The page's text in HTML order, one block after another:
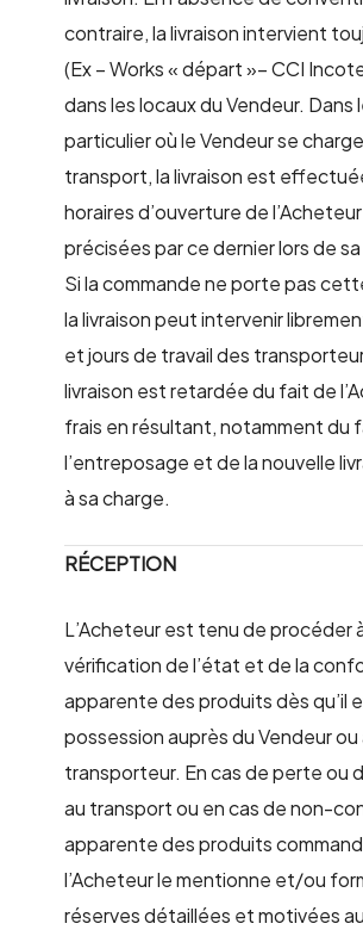
contraire, la livraison intervient
(Ex – Works « départ »– CCI
dans les locaux du Vendeur. Dans
particulier où le Vendeur se
transport, la livraison est
horaires d’ouverture de
précisées par ce dernier lors de
Si la commande ne porte pas
la livraison peut intervenir
et jours de travail des
livraison est retardée du fait de
frais en résultant, notamment du
l’entreposage et de la nouvelle
à sa charge.
RÉCEPTION
L’Acheteur est tenu de procéder
vérification de l’état et de la
apparente des produits dès qu’il
possession auprès du Vendeur ou
transporteur. En cas de perte ou
au transport ou en cas de non-
apparente des produits
l’Acheteur le mentionne et/ou
réserves détaillées et motivées au